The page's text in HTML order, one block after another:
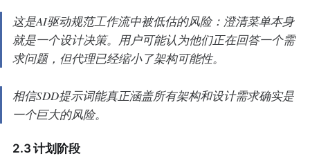
这是AI驱动规范工作流中被低估的风险：澄清菜单本身
就是一个设计决策。用户可能认为他们正在回答一个需
求问题，但代理已经缩小了架构可能性。
相信SDD提示词能真正涵盖所有架构和设计需求确实是
一个巨大的风险。
2.3 计划阶段